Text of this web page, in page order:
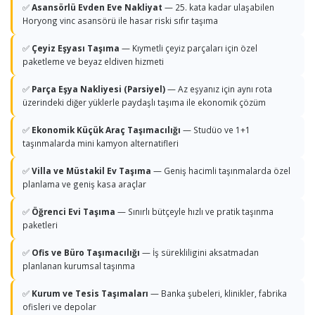
✅Asansörlü Evden Eve Nakliyat — 25. kata kadar ulaşabilen
Horyong vinc asansörü ile hasar riski sıfır taşıma
✅ Çeyiz Eşyası Taşıma — Kıymetli çeyiz parçaları için özel
paketleme ve beyaz eldiven hizmeti
✅ Parça Eşya Nakliyesi (Parsiyel)— Az eşyanız için aynı rota
üzerindeki diğer yüklerle paydaşlı taşıma ile ekonomik çözüm
✅ Ekonomik Küçük Araç Taşımacılığı — Studüo ve 1+1
taşınmalarda mini kamyon alternatifleri
✅Villa ve Müstakil Ev Taşıma — Geniş hacimli taşınmalarda özel
planlama ve geniş kasa araçlar
✅ Öğrenci Evi Taşıma — Sınırlı bütçeyle hızlı ve pratik taşınma
paketleri
✅ Ofis ve Büro Taşımacılığı — İş sürekliligini aksatmadan
planlanan kurumsal taşınma
✅ Kurum ve Tesis Taşımaları — Banka şubeleri, klinikler, fabrika
ofisleri ve depolar